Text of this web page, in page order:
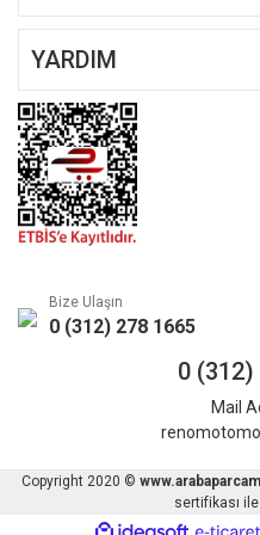
YARDIM
Bize Ulaşın
0 (312) 278 1665
0 (312)
Mail
Copyright 2020 ©
sertifikası
ideasoft